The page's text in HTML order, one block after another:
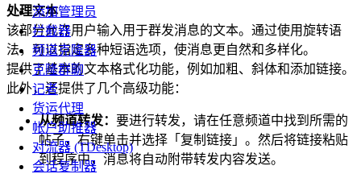
添加管理员
拦截器
频道克隆器
克隆群聊
记者
货运代理
帐户助推器
对流器 (TDesktop)
会话复制器
处理文本
该部分允许用户输入用于群发消息的文本。通过使用旋转语
法，可以指定多种短语选项，使消息更自然和多样化。
提供了基本的文本格式化功能，例如加粗、斜体和添加链接。
此外，还提供了几个高级功能：
从频道转发： 要进行转发，请在任意频道中找到所需的
帖子，右键单击并选择「复制链接」。然后将链接粘贴
到程序中，消息将自动附带转发内容发送。